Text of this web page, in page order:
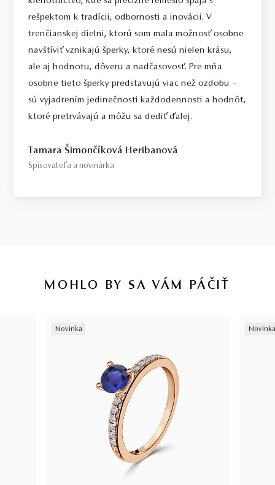
rešpektom k tradícii, odbornosti a inovácii. V
trenčianskej dielni, ktorú som mala možnosť osobne
navštíviť vznikajú šperky, ktoré nesú nielen krásu,
ale aj hodnotu, dôveru a nadčasovosť. Pre mňa
osobne tieto šperky predstavujú viac než ozdobu –
sú vyjadrením jedinečnosti každodennosti a hodnôt,
ktoré pretrvávajú a môžu sa dediť ďalej.
Tamara Šimončíková Heribanová
Spisovateľa a novinárka
MOHLO BY SA VÁM PÁČIŤ
Novinka Novinka